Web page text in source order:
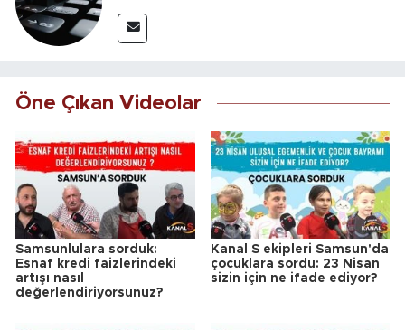
Öne Çıkan Videolar
Samsunlulara sorduk:
Esnaf kredi faizlerindeki
artışı nasıl
değerlendiriyorsunuz?
Kanal S ekipleri Samsun'da
çocuklara sordu: 23 Nisan
sizin için ne ifade ediyor?